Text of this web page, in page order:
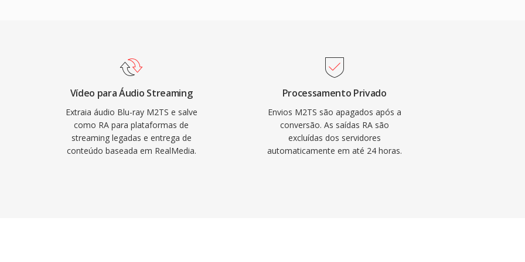
confiáveis. No
de milhões de
do RealAudio
técnica duradoura foi
que
DASH. Embora
de conteúdo
Vídeo para Áudio Streaming
Extraia áudio Blu-ray M2TS e salve
como RA para plataformas de
streaming legadas e entrega de
conteúdo baseada em RealMedia.
Processamento Privado
Envios M2TS são apagados após a
conversão. As saídas RA são
excluídas dos servidores
automaticamente em até 24 horas.